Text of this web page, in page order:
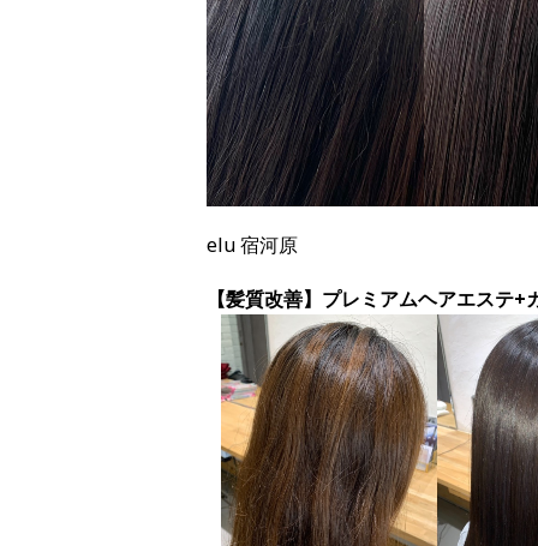
elu 宿河原
【髪質改善】プレミアムヘアエステ+